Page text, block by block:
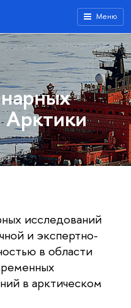
Меню
Арктики
исследований
и экспертно-
в области
в арктическом